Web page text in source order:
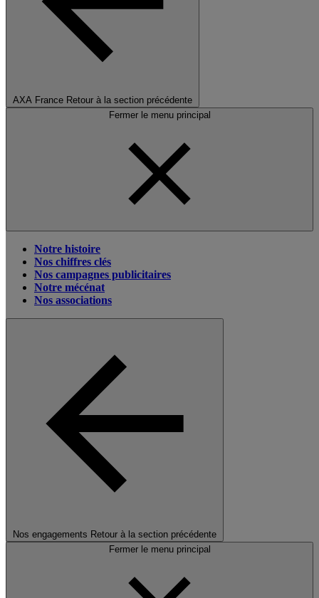
AXA France Retour à la section précédente
Fermer le menu principal
Notre histoire
Nos chiffres clés
Nos campagnes publicitaires
Notre mécénat
Nos associations
Nos engagements Retour à la section précédente
Fermer le menu principal